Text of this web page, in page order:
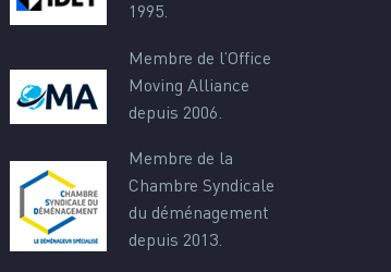
1995.
Membre de l’Office
Moving Alliance
depuis 2006.
Membre de la
Chambre Syndicale
du déménagement
depuis 2013.